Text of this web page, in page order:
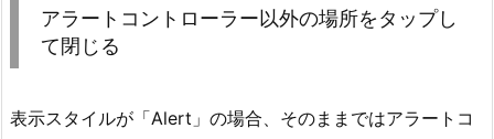
アラートコントローラー以外の場所をタップし
て閉じる
表示スタイルが「Alert」の場合、そのままではアラートコ